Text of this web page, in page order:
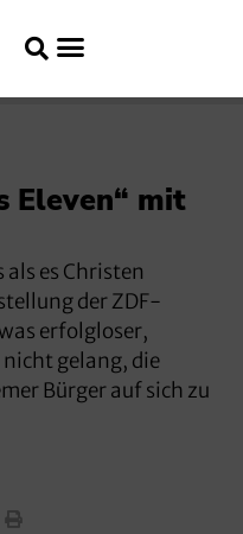
Eleven“ mit
als es Christen
der ZDF-
erfolgloser,
nicht gelang, die
Bürger auf sich zu